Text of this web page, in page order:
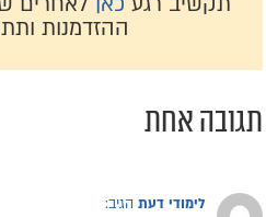
ההזדמנות
אחת
לימודי דעת הגיב: